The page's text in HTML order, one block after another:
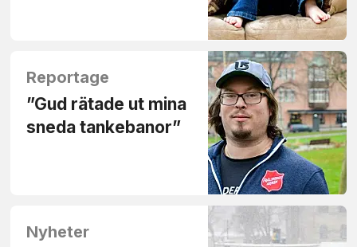
Reportage
”Gud rätade ut mina
sneda tankebanor”
Nyheter